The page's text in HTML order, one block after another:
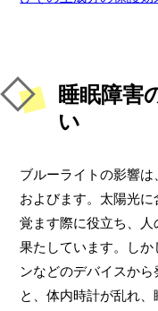
睡眠障害
い
ブルーライトの影響
およびます。太陽光
覚ます際に役立ち、
果たしています。し
ンなどのデバイスか
と、体内時計が乱れ